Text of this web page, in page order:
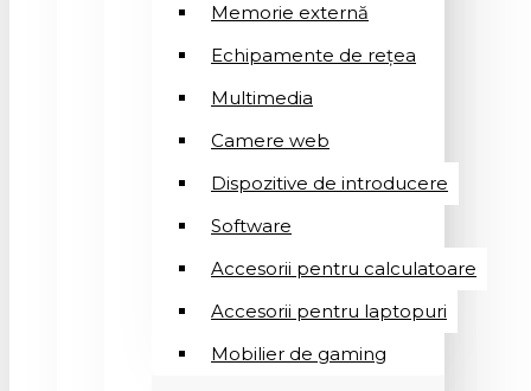
Memorie externă
Echipamente de rețea
Multimedia
Camere web
Dispozitive de introducere
Software
Accesorii pentru calculatoare
Accesorii pentru laptopuri
Mobilier de gaming